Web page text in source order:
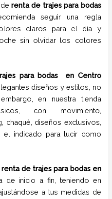
renta de trajes para bodas
seguir una regla
claros para el día y
sin olvidar los colores
para bodas en Centro
diseños y estilos, no
en nuestra tienda
con movimiento,
chaqué, diseños exclusivos,
el indicado para lucir como
renta de trajes para bodas en
de inicio a fin, teniendo en
a tus medidas de